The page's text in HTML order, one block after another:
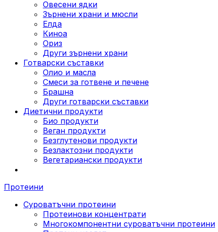
Овесени ядки
Зърнени храни и мюсли
Елда
Киноа
Ориз
Други зърнени храни
Готварски съставки
Олио и масла
Смеси за готвене и печене
Брашна
Други готварски съставки
Диетични продукти
Био продукти
Веган продукти
Безглутенови продукти
Безлактозни продукти
Вегетариански продукти
Протеини
Суроватъчни протеини
Протеинови концентрати
Многокомпонентни суроватъчни протеини